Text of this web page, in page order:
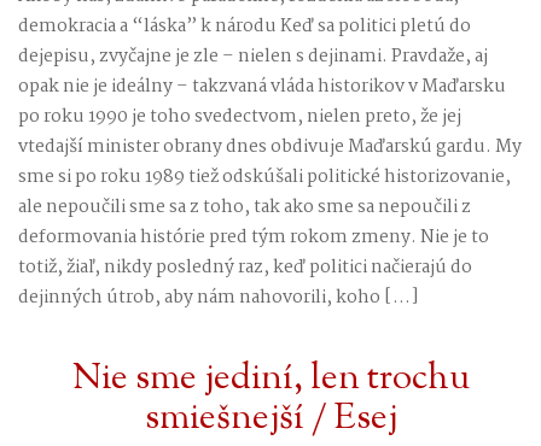
demokracia a “láska” k národu Keď sa politici pletú do
dejepisu, zvyčajne je zle – nielen s dejinami. Pravdaže, aj
opak nie je ideálny – takzvaná vláda historikov v Maďarsku
po roku 1990 je toho svedectvom, nielen preto, že jej
vtedajší minister obrany dnes obdivuje Maďarskú gardu. My
sme si po roku 1989 tiež odskúšali politické historizovanie,
ale nepoučili sme sa z toho, tak ako sme sa nepoučili z
deformovania histórie pred tým rokom zmeny. Nie je to
totiž, žiaľ, nikdy posledný raz, keď politici načierajú do
dejinných útrob, aby nám nahovorili, koho […]
Nie sme jediní, len trochu
smiešnejší / Esej